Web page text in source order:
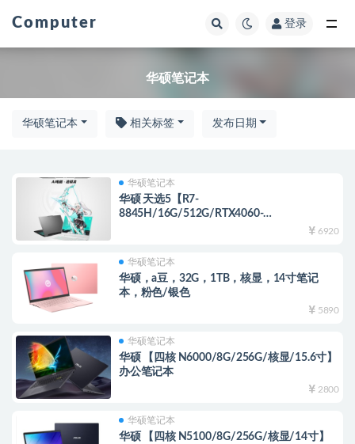
Computer 登录
华硕笔记本
华硕笔记本 相关标签 发布日期
华硕笔记本
华硕 天选5【R7-
8845H/16G/512G/RTX4060-
6920
华硕笔记本
华硕，a豆，32G，1TB，核显，14寸笔记
本，粉色/银色
5890
华硕笔记本
华硕 【四核 N6000/8G/256G/核显/15.6寸】
办公笔记本
2800
华硕笔记本
华硕 【四核 N5100/8G/256G/核显/14寸】